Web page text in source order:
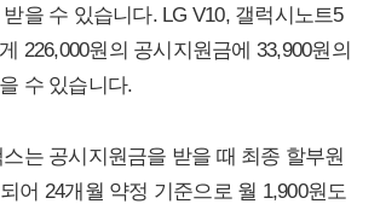
을 수 있습니다. LG V10, 갤럭시노트5
226,000원의 공시지원금에 33,900원의
수 있습니다.
는 공시지원금을 받을 때 최종 할부원
어 24개월 약정 기준으로 월 1,900원도